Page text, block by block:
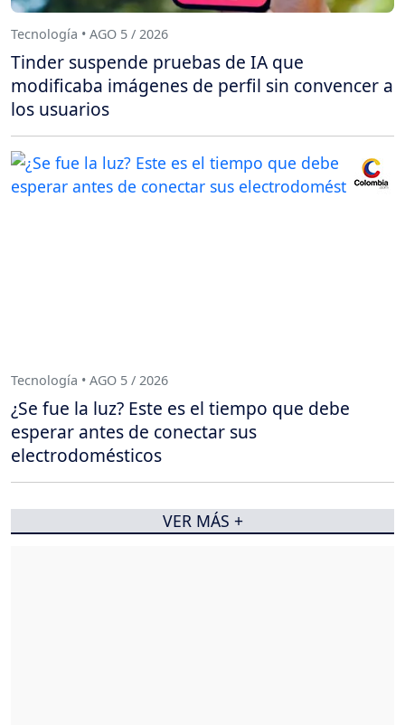
Tecnología • AGO 5 / 2026
Tinder suspende pruebas de IA que
modificaba imágenes de perfil sin convencer a
los usuarios
Tecnología • AGO 5 / 2026
¿Se fue la luz? Este es el tiempo que debe
esperar antes de conectar sus
electrodomésticos
VER MÁS +